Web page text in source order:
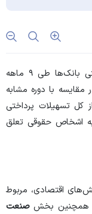
، میزان تسهیلات پرداختی بانک‌ها طی ۹ ماهه
که در مقایسه با دوره مشابه
و از کل تسهیلات پرداختی
حقیقی و ۶۹.۷ درصد به اشخاص حقوقی تعلق
اقتصادی، مربوط
صنعت